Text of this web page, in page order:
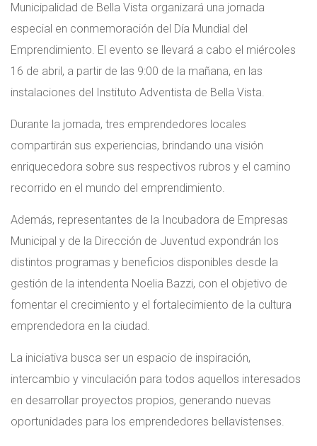
Municipalidad de Bella Vista organizará una jornada
especial en conmemoración del Día Mundial del
Emprendimiento. El evento se llevará a cabo el miércoles
16 de abril, a partir de las 9:00 de la mañana, en las
instalaciones del Instituto Adventista de Bella Vista.
Durante la jornada, tres emprendedores locales
compartirán sus experiencias, brindando una visión
enriquecedora sobre sus respectivos rubros y el camino
recorrido en el mundo del emprendimiento.
Además, representantes de la Incubadora de Empresas
Municipal y de la Dirección de Juventud expondrán los
distintos programas y beneficios disponibles desde la
gestión de la intendenta Noelia Bazzi, con el objetivo de
fomentar el crecimiento y el fortalecimiento de la cultura
emprendedora en la ciudad.
La iniciativa busca ser un espacio de inspiración,
intercambio y vinculación para todos aquellos interesados
en desarrollar proyectos propios, generando nuevas
oportunidades para los emprendedores bellavistenses.